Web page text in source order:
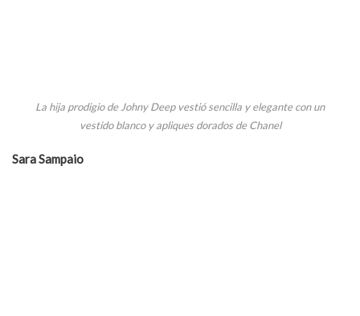
La hija prodigio de Johny Deep vestió sencilla y elegante con un
vestido blanco y apliques dorados de Chanel
Sara Sampaio